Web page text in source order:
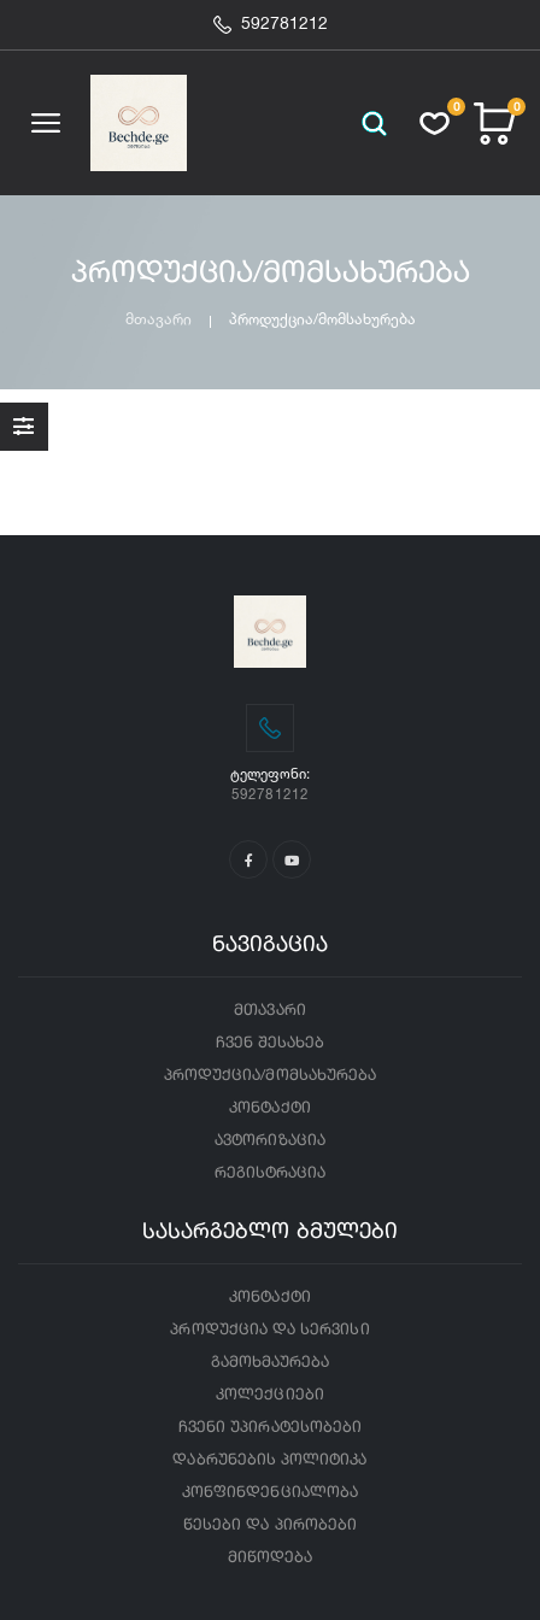
592781212
0 0
პროდუქცია/მომსახურება
მთავარი პროდუქცია/მომსახურება
ᲢᲔᲚᲔᲤᲝᲜᲘ:
592781212
ნავიგაცია
მთავარი
ჩვენ შესახებ
პროდუქცია/მომსახურება
კონტაქტი
ავტორიზაცია
რეგისტრაცია
სასარგებლო ბმულები
კონტაქტი
პროდუქცია და სერვისი
გამოხმაურება
კოლექციები
ჩვენი უპირატესობები
დაბრუნების პოლიტიკა
კონფინდენციალობა
წესები და პირობები
მიწოდება